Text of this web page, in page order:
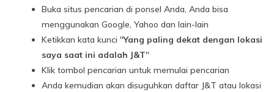
Buka situs pencarian di ponsel Anda, Anda bisa
menggunakan Google, Yahoo dan lain-lain
Ketikkan kata kunci "Yang paling dekat dengan lokasi
saya saat ini adalah J&T"
Klik tombol pencarian untuk memulai pencarian
Anda kemudian akan disuguhkan daftar J&T atau lokasi